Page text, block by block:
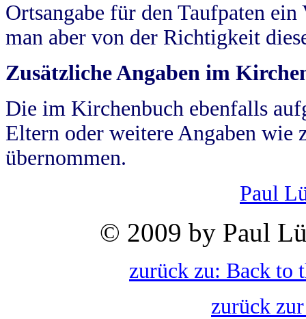
Ortsangabe für den Taufpaten
man aber von der Richtigkeit
Zusätzliche Angaben im
Die im Kirchenbuch ebenfalls
Eltern oder weitere Angaben wie
übernommen.
Paul
© 2009 by Paul
zurück zu: Back to
zurück